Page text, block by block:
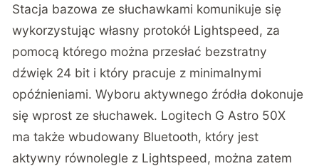
Stacja bazowa ze słuchawkami komunikuje się
wykorzystując własny protokół Lightspeed, za
pomocą którego można przesłać bezstratny
dźwięk 24 bit i który pracuje z minimalnymi
opóźnieniami. Wyboru aktywnego źródła dokonuje
się wprost ze słuchawek. Logitech G Astro 50X
ma także wbudowany Bluetooth, który jest
aktywny równolegle z Lightspeed, można zatem